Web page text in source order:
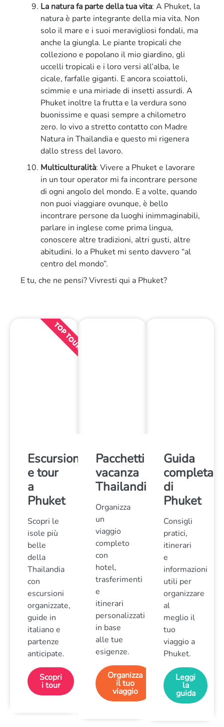
La natura fa parte della tua vita: A Phuket, la
natura è parte integrante della mia vita. Non
solo il mare e i suoi meravigliosi fondali, ma
anche la giungla. Le piante tropicali che
colleziono e popolano il mio giardino, gli
uccelli tropicali e i loro versi all’alba, le
cicale, farfalle giganti. E ancora scoiattoli,
scimmie e una miriade di insetti assurdi. A
Phuket inoltre la frutta e la verdura sono
buonissime e quasi sempre a chilometro
zero. Io vivo a stretto contatto con Madre
Natura in Thailandia e questo mi rigenera
dallo stress del lavoro.
Multiculturalità: Vivere a Phuket e lavorare
in un tour operator mi fa incontrare persone
di ogni angolo del mondo. E a volte, quando
non puoi viaggiare ovunque, è bello
incontrare persone da luoghi inimmaginabili,
parlare in inglese come prima lingua,
conoscere altre tradizioni, altri gusti, altre
abitudini. Io a Phuket mi sento davvero “al
centro del mondo”.
E tu, che ne pensi? Vivresti qui a Phuket?
Escursioni
e tour
a
Phuket
Scopri le
isole più
belle
della
Thailandia
con
escursioni
organizzate,
guide in
italiano e
partenze
anticipate.
Scopri
i tour
TOP TOUR
Pacchetti
vacanza
Thailandia
Organizza
un
viaggio
completo
con
hotel,
trasferimenti
e
itinerari
personalizzati
in base
alle tue
esigenze.
Organizza
il tuo
viaggio
Guida
completa
di
Phuket
Consigli
pratici,
itinerari
e
informazioni
utili per
organizzare
al
meglio il
tuo
viaggio a
Phuket.
Leggi
la
guida